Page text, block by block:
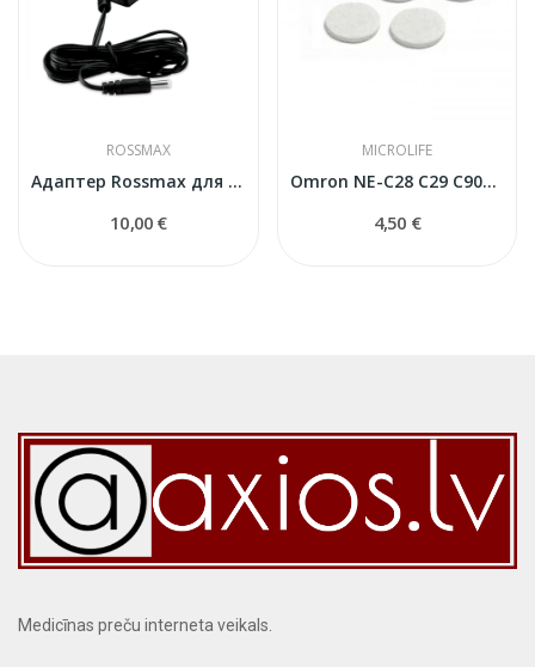
ROSSMAX
Адаптер Rossmax для ингаляторов
10,00 €
MICROLIFE
Omron NE-C28 C29 C900 фильтры для ингалятора
4,50 €
Medicīnas preču interneta veikals.